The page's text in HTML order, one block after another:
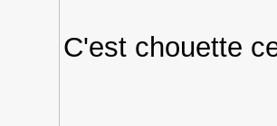
C'est chouette